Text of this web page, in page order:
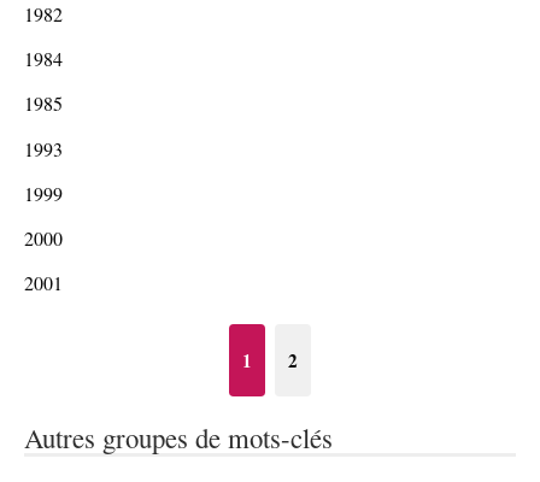
1982
1984
1985
1993
1999
2000
2001
1 2
Autres groupes de mots-clés